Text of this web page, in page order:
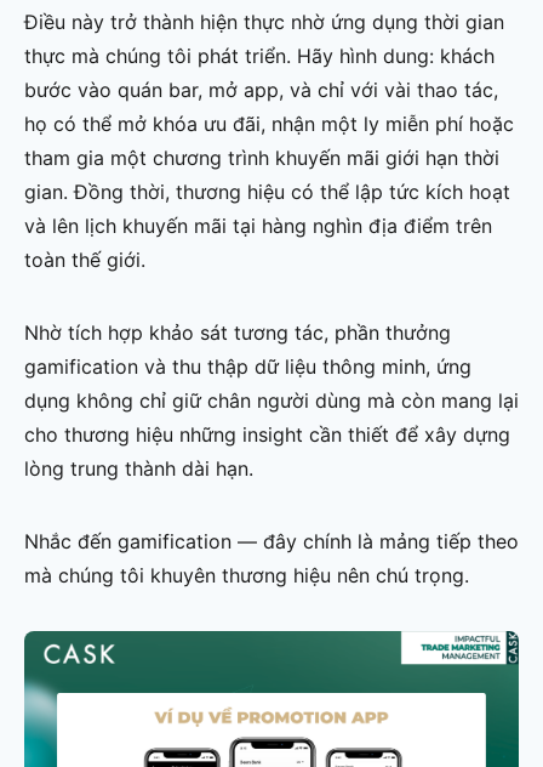
Điều này trở thành hiện thực nhờ ứng dụng thời gian
thực mà chúng tôi phát triển. Hãy hình dung: khách
bước vào quán bar, mở app, và chỉ với vài thao tác,
họ có thể mở khóa ưu đãi, nhận một ly miễn phí hoặc
tham gia một chương trình khuyến mãi giới hạn thời
gian. Đồng thời, thương hiệu có thể lập tức kích hoạt
và lên lịch khuyến mãi tại hàng nghìn địa điểm trên
toàn thế giới.
Nhờ tích hợp khảo sát tương tác, phần thưởng
gamification và thu thập dữ liệu thông minh, ứng
dụng không chỉ giữ chân người dùng mà còn mang lại
cho thương hiệu những insight cần thiết để xây dựng
lòng trung thành dài hạn.
Nhắc đến gamification — đây chính là mảng tiếp theo
mà chúng tôi khuyên thương hiệu nên chú trọng.